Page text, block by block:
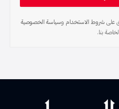
على شروط الاستخدام وسياسة الخصوصية
بنا.